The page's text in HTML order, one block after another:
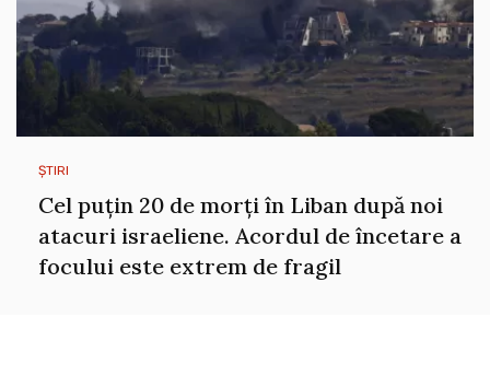
ȘTIRI
Cel puțin 20 de morți în Liban după noi
atacuri israeliene. Acordul de încetare a
focului este extrem de fragil